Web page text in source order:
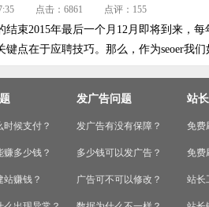
17:35 点击：6861 点评：155
结束2015年最后一个月12月即将到来，
键点在于应聘技巧。那么，作为seoer我
时候支付？
赚多少钱？
站赚钱？
发广告问题
发广告有没有保障？
多少钱可以发广告？
广告可不可以修改？
站
免费
免费
站长